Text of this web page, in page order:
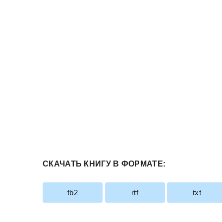
СКАЧАТЬ КНИГУ В ФОРМАТЕ:
fb2 rtf txt